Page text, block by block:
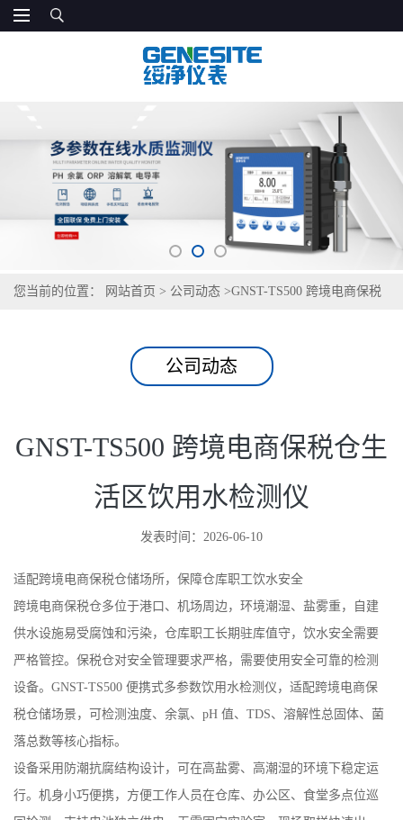
您当前的位置： 网站首页 > 公司动态 >GNST-TS500 跨境电商保税
公司动态
GNST-TS500 跨境电商保税仓生
活区饮用水检测仪
发表时间：2026-06-10
适配跨境电商保税仓储场所，保障仓库职工饮水安全
跨境电商保税仓多位于港口、机场周边，环境潮湿、盐雾重，自建
供水设施易受腐蚀和污染，仓库职工长期驻库值守，饮水安全需要
严格管控。保税仓对安全管理要求严格，需要使用安全可靠的检测
设备。GNST-TS500 便携式多参数饮用水检测仪，适配跨境电商保
税仓储场景，可检测浊度、余氯、pH 值、TDS、溶解性总固体、菌
落总数等核心指标。
设备采用防潮抗腐结构设计，可在高盐雾、高潮湿的环境下稳定运
行。机身小巧便携，方便工作人员在仓库、办公区、食堂多点位巡